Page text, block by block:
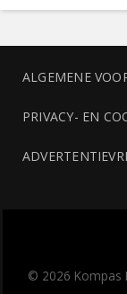
ALGEMENE
PRIVACY- EN
© 2026 Kompas